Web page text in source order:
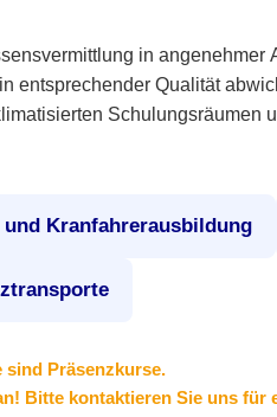
in angenehmer
entsprechender Qualität
Schulungsräumen
Kranfahrerausbildung
sind Präsenzkurse.
Bitte kontaktieren Sie uns für